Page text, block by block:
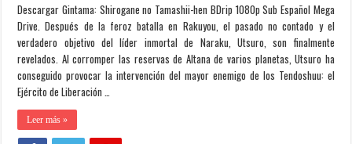
Descargar Gintama: Shirogane no Tamashii-hen BDrip 1080p Sub Español Mega
Drive. Después de la feroz batalla en Rakuyou, el pasado no contado y el
verdadero objetivo del líder inmortal de Naraku, Utsuro, son finalmente
revelados. Al corromper las reservas de Altana de varios planetas, Utsuro ha
conseguido provocar la intervención del mayor enemigo de los Tendoshuu: el
Ejército de Liberación …
Leer más »